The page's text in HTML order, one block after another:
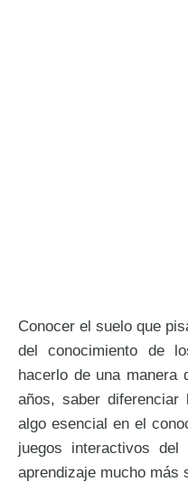
Conocer el suelo que
del conocimiento de
hacerlo de una manera
años, saber
algo esencial en el
juegos interactivos
aprendizaje mucho más